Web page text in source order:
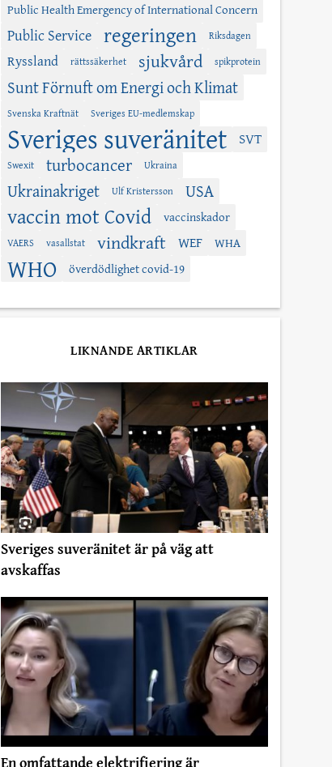
Public Health Emergency of International Concern
Public Service regeringen Riksdagen
Ryssland rättssäkerhet sjukvård spikprotein
Sunt Förnuft om Energi och Klimat
Svenska Kraftnät Sveriges EU-medlemskap
Sveriges suveränitet SVT
Swexit turbocancer Ukraina
Ukrainakriget Ulf Kristersson USA
vaccin mot Covid vaccinskador
VAERS vasallstat vindkraft WEF WHA
WHO överdödlighet covid-19
LIKNANDE ARTIKLAR
Sveriges suveränitet är på väg att
avskaffas